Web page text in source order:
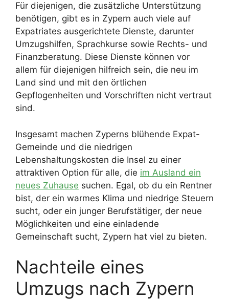
Für diejenigen, die zusätzliche Unterstützung
benötigen, gibt es in Zypern auch viele auf
Expatriates ausgerichtete Dienste, darunter
Umzugshilfen, Sprachkurse sowie Rechts- und
Finanzberatung. Diese Dienste können vor
allem für diejenigen hilfreich sein, die neu im
Land sind und mit den örtlichen
Gepflogenheiten und Vorschriften nicht vertraut
sind.
Insgesamt machen Zyperns blühende Expat-
Gemeinde und die niedrigen
Lebenshaltungskosten die Insel zu einer
attraktiven Option für alle, die im Ausland ein
neues Zuhause suchen. Egal, ob du ein Rentner
bist, der ein warmes Klima und niedrige Steuern
sucht, oder ein junger Berufstätiger, der neue
Möglichkeiten und eine einladende
Gemeinschaft sucht, Zypern hat viel zu bieten.
Nachteile eines
Umzugs nach Zypern